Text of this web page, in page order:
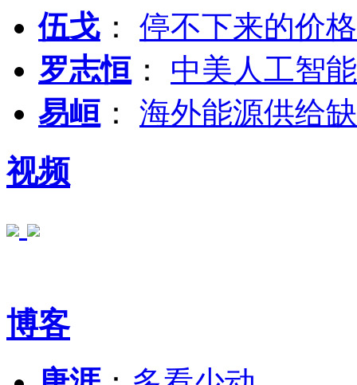
伍戈 ： 停不下来的价
罗志恒 ： 中美人工智
易峘 ： 海外能源供给
视频
博客